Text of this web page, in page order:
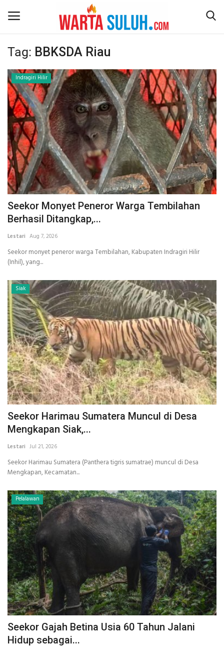
Home
NEWS
JAZIRAH RIAU
POLITIK
EKSBIS
PSPS PEKANBARU
LIFESTYLE
INDEKS
Tag: BBKSDA Riau
Indragiri Hilir
Seekor Monyet Peneror Warga Tembilahan
Berhasil Ditangkap,...
Lestari Aug 7, 2026
Seekor monyet peneror warga Tembilahan, Kabupaten Indragiri Hilir
(Inhil), yang...
Siak
Seekor Harimau Sumatera Muncul di Desa
Mengkapan Siak,...
Lestari Jul 21, 2026
Seekor Harimau Sumatera (Panthera tigris sumatrae) muncul di Desa
Mengkapan, Kecamatan...
Pelalawan
Seekor Gajah Betina Usia 60 Tahun Jalani
Hidup sebagai...